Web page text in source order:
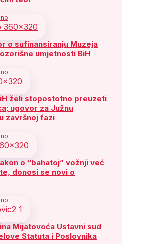
o sufinansiranju Muzeja
umjetnosti BiH
želi stopostotno preuzeti
ugovor za Južnu
završnoj fazi
o “bahatoj” vožnji već
donosi se novi o
Mijatovoća Ustavni sud
Statuta i Poslovnika